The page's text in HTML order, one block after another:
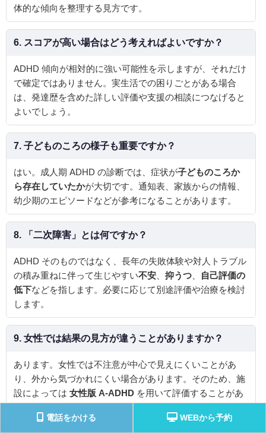
体的な傾向を整理する見方です。
6. スコアが高い場合はどう考えればよいですか？
ADHD 傾向が相対的に強い可能性を示しますが、それだけ
で確定ではありません。実生活での困りごとがある場合
は、発達歴を含めた詳しい評価や支援の相談につなげると
よいでしょう。
7. 子どものころの様子も重要ですか？
はい。成人期 ADHD の診断では、症状が子どものころか
ら存在していたかが大切です。通知表、家族からの情報、
幼少期のエピソードなどが参考になることがあります。
8. 「二次障害」とは何ですか？
ADHD そのものではなく、長年の失敗体験や対人トラブル
の積み重ねに伴って生じやすい不安 抑うつ
自己評価の
低下などを指します。必要に応じて別途評価や治療を検討
します。
9. 女性では結果の見方が違うことがありますか？
あります。女性では不注意が中心で見えにくいことがあ
り、外から気づかれにくい場合があります。そのため、施
設によっては 女性版 A-ADHD を用いて評価することがあ
電話をかける WEBから予約